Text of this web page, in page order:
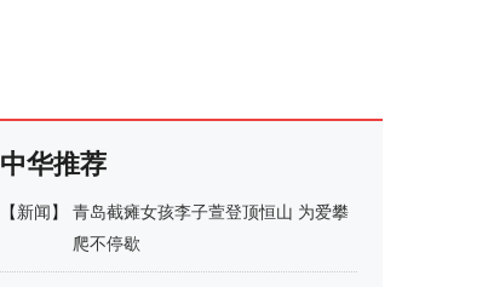
中华推荐
【新闻】
青岛截瘫女孩李子萱登顶恒山 为爱攀
爬不停歇